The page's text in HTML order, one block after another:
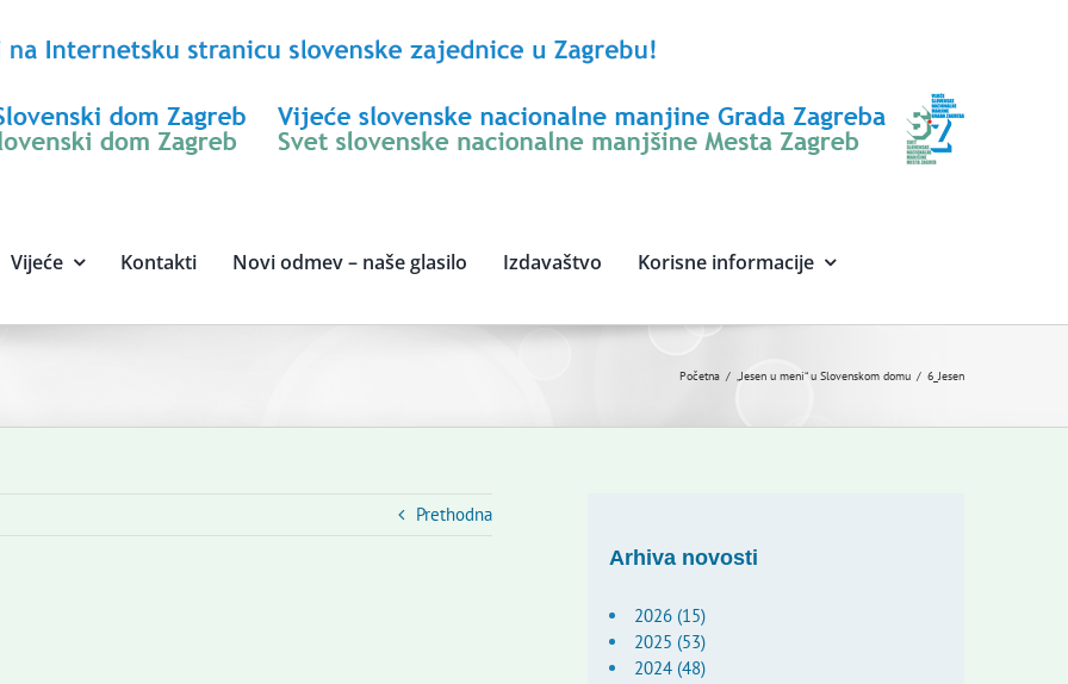
Vijeće Kontakti Novi odmev – naše glasilo Izdavaštvo Korisne informacije
Početna „Jesen u meni“ u Slovenskom domu 6_Jesen
Prethodna
Arhiva novosti
2026 (15)
2025 (53)
2024 (48)